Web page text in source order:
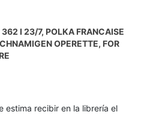
I 23/7, POLKA FRANCAISE
OPERETTE, FOR
estima recibir en la librería el